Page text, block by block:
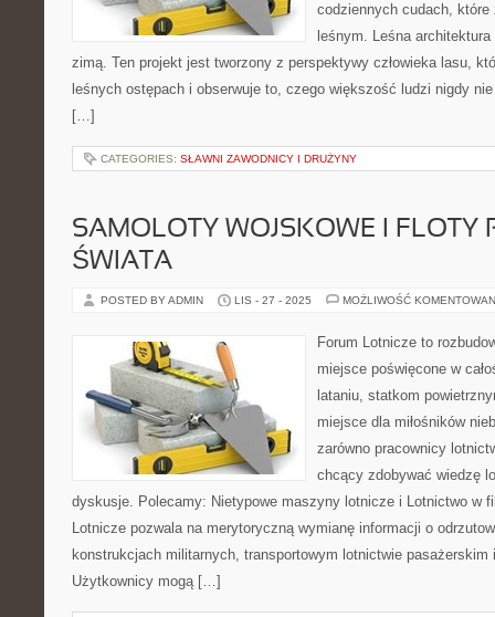
codziennych cudach,
leśnym. Leśna
zimą. Ten projekt jest tworzony z perspektywy człowieka lasu,
leśnych ostępach i obserwuje to, czego większość ludzi nigdy
[…]
CATEGORIES: SŁAWNI ZAWODNICY I DRUŻYNY
SAMOLOTY WOJSKOWE I FLOTY
ŚWIATA
POSTED BY ADMIN LIS - 27 - 2025 MOŻLIWOŚĆ
Forum Lotnicze to
miejsce poświęcone w
lataniu, statkom
miejsce dla miłośników
zarówno pracownicy
chcący zdobywać wiedzę
dyskusje. Polecamy: Nietypowe maszyny lotnicze i Lotnictwo w
Lotnicze pozwala na merytoryczną wymianę informacji o
konstrukcjach militarnych, transportowym lotnictwie pasażerskim
Użytkownicy mogą […]